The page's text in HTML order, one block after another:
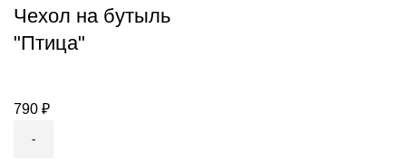
Чехол на бутыль
"Птица"
790 ₽